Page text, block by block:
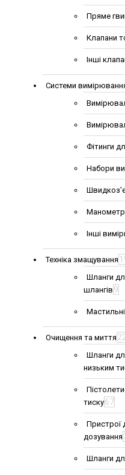
Пряме
Клапани
Інші
Системи
Фітинги
Набори
Інші
Техніка змащування
Шланги
шлангів 9
Очищення та миття
Шланги
низьким
тиску67
Пристрої
дозування
Шланги